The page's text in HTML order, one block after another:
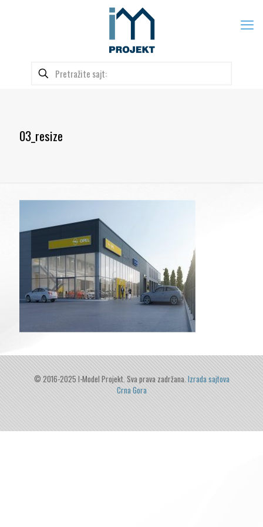
03_resize
© 2016-2025 I-Model Projekt. Sva prava zadržana. Izrada sajtova
Crna Gora